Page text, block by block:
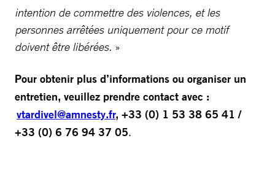
intention de commettre des violences, et les
personnes arrêtées uniquement pour ce motif
doivent être libérées. »
Pour obtenir plus d’informations ou organiser un
entretien, veuillez prendre contact avec :
vtardivel@amnesty.fr, +33 (0) 1 53 38 65 41 /
+33 (0) 6 76 94 37 05.